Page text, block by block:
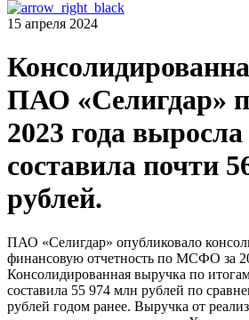
15 апреля 2024
ПАО «Селигдар»
2023 года
составила почти
рублей.
ПАО «Селигдар» опубликовало
финансовую отчетность по МСФО за
Консолидированная выручка по
составила 55 974 млн рублей по
рублей годом ранее. Выручка от